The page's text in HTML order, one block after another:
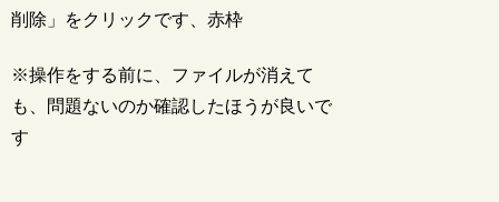
削除」をクリックです、赤枠
※操作をする前に、ファイルが消えて
も、問題ないのか確認したほうが良いで
す